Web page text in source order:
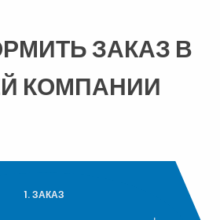
ЗАКАЗ В
КОМПАНИИ
1. ЗАКАЗ